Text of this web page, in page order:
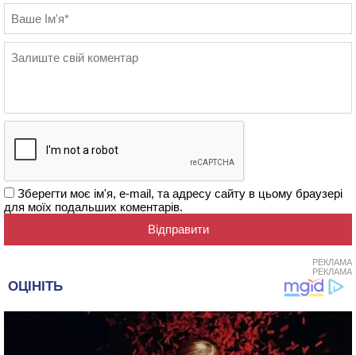
Зберегти моє ім'я, e-mail, та адресу сайту в цьому браузері
для моїх подальших коментарів.
РЕКЛАМА
РЕКЛАМА